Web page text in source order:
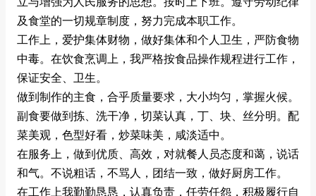
及食堂的一切规章制度，努力完成本职工作。
工作上，爱护集体财物，做好集体和个人卫生，严防食物
中毒。在饮食烹调上，我严格按食品操作规程进行工作，
保证安全、卫生。
做到制作的主食，合乎质量要求，大小均匀，掌握火候。
副食要做到拣、洗干净，切菜认真，丁、块、丝分明。配
菜美观，色型好看，炒菜味美，咸淡适中。
在服务上，做到优质、高效，对就餐人员态度和蔼，说话
和气。不说粗话，不骂人，团结一致，做好厨房工作。
在工作上我勤勤恳恳，认真负责，任劳任怨，积极履行自